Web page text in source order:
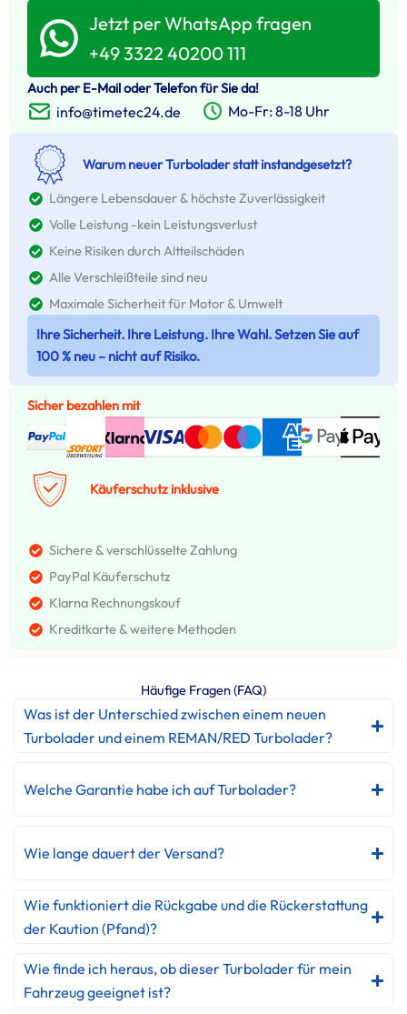
Jetzt per WhatsApp fragen
+49 3322 40200 111
Auch per E-Mail oder Telefon für Sie da!
info@timetec24.de Mo-Fr: 8-18 Uhr
Warum neuer Turbolader statt instandgesetzt?
Längere Lebensdauer & höchste Zuverlässigkeit
Volle Leistung -kein Leistungsverlust
Keine Risiken durch Altteilschäden
Alle Verschleißteile sind neu
Maximale Sicherheit für Motor & Umwelt
Ihre Sicherheit. Ihre Leistung. Ihre Wahl. Setzen Sie auf
100 % neu – nicht auf Risiko.
Sicher bezahlen mit
Käuferschutz inklusive
Sichere & verschlüsselte Zahlung
PayPal Käuferschutz
Klarna Rechnungskouf
Kreditkarte & weitere Methoden
Häufige Fragen (FAQ)
Was ist der Unterschied zwischen einem neuen
Turbolader und einem REMAN/RED Turbolader?
Welche Garantie habe ich auf Turbolader?
Wie lange dauert der Versand?
Wie funktioniert die Rückgabe und die Rückerstattung
der Kaution (Pfand)?
Wie finde ich heraus, ob dieser Turbolader für mein
Fahrzeug geeignet ist?